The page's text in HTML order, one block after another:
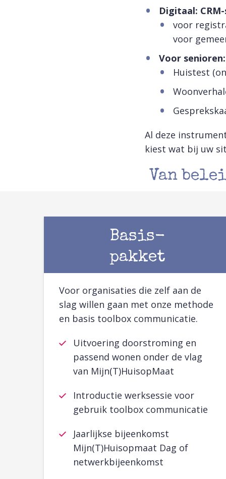
Digitaal:
voor
voor
Voor senioren:
Huistest
Al deze
kiest wat bij uw
Van
Basis-
pakket
Voor organisaties die zelf aan de
slag willen gaan met onze methode
en basis toolbox communicatie.
Uitvoering doorstroming en
passend wonen onder de vlag
van Mijn(T)HuisopMaat
Introductie werksessie voor
gebruik toolbox communicatie
Jaarlijkse bijeenkomst
Mijn(T)Huisopmaat Dag of
netwerkbijeenkomst